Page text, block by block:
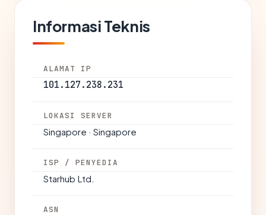
Informasi Teknis
ALAMAT IP
101.127.238.231
LOKASI SERVER
Singapore · Singapore
ISP / PENYEDIA
Starhub Ltd.
ASN